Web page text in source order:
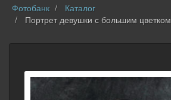
Фотобанк
Каталог
Портрет девушки с большим цветком